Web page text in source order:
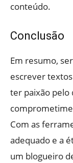
conteúdo.
Conclusão
Em resumo,
escrever
ter paixão pelo
Com as
adequado e a
um blogueiro